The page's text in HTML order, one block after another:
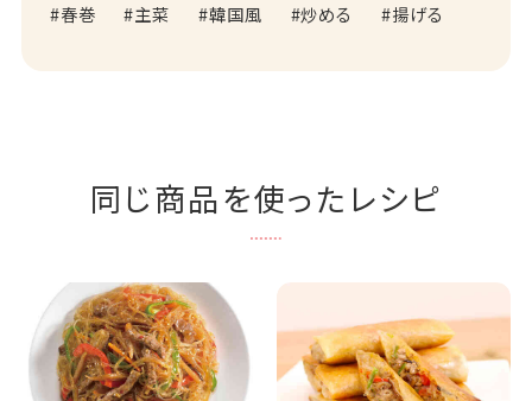
春巻
主菜 韓国風 炒める 揚げる
同じ商品を使ったレシピ